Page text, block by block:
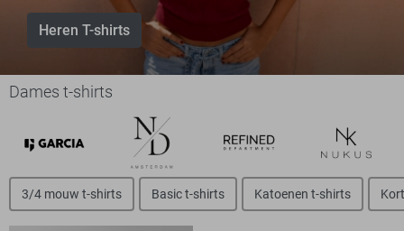
Heren T-shirts
Dames t-shirts
3/4 mouw t-shirts Basic t-shirts Katoenen t-shirts